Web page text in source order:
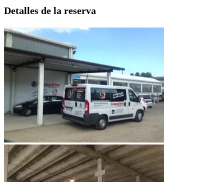
Detalles de la reserva